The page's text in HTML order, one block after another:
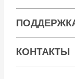
КОНТАКТЫ